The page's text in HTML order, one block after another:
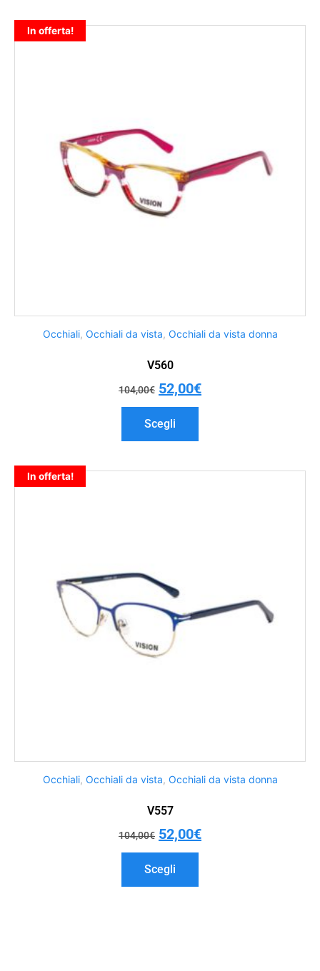
In offerta!
Occhiali, Occhiali da vista, Occhiali da vista donna
V560
104,00€ 52,00€
Scegli
In offerta!
Occhiali, Occhiali da vista, Occhiali da vista donna
V557
104,00€ 52,00€
Scegli